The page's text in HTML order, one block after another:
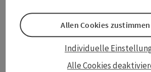
Öffnungszeiten
MOMontag geöffnet
DIDienstag geöffnet
MIMittwoch geöffnet
DODonnerstag geöffnet
FRFreitag geöffnet
SOSonntag
FEFeiertag
Seite zurück 1 2
Alle Cookies
Individuelle
Allen Cookies zustimmen